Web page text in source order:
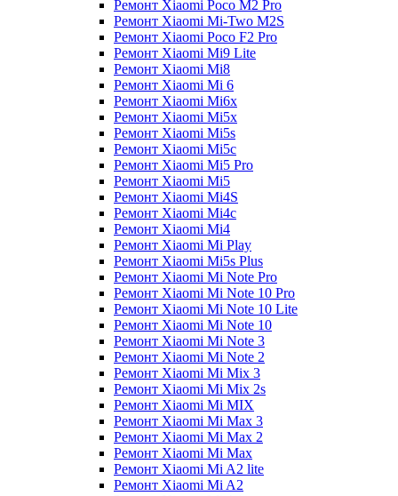
Ремонт Xiaomi Poco M2 Pro
Ремонт Xiaomi Mi-Two M2S
Ремонт Xiaomi Poco F2 Pro
Ремонт Xiaomi Mi9 Lite
Ремонт Xiaomi Mi8
Ремонт Xiaomi Mi 6
Ремонт Xiaomi Mi6x
Ремонт Xiaomi Mi5x
Ремонт Xiaomi Mi5s
Ремонт Xiaomi Mi5c
Ремонт Xiaomi Mi5 Pro
Ремонт Xiaomi Mi5
Ремонт Xiaomi Mi4S
Ремонт Xiaomi Mi4c
Ремонт Xiaomi Mi4
Ремонт Xiaomi Mi Play
Ремонт Xiaomi Mi5s Plus
Ремонт Xiaomi Mi Note Pro
Ремонт Xiaomi Mi Note 10 Pro
Ремонт Xiaomi Mi Note 10 Lite
Ремонт Xiaomi Mi Note 10
Ремонт Xiaomi Mi Note 3
Ремонт Xiaomi Mi Note 2
Ремонт Xiaomi Mi Mix 3
Ремонт Xiaomi Mi Mix 2s
Ремонт Xiaomi Mi MIX
Ремонт Xiaomi Mi Max 3
Ремонт Xiaomi Mi Max 2
Ремонт Xiaomi Mi Max
Ремонт Xiaomi Mi A2 lite
Ремонт Xiaomi Mi A2